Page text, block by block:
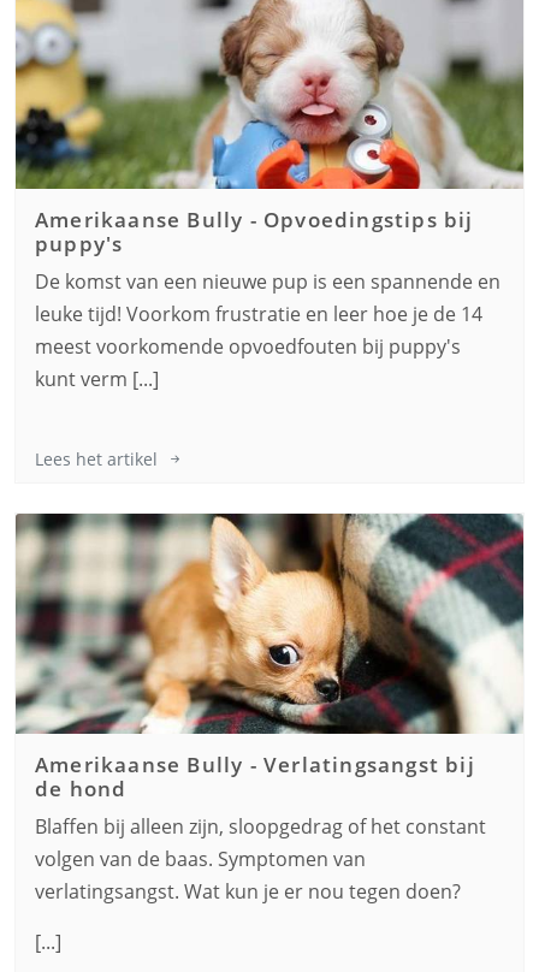
Amerikaanse Bully - Opvoedingstips bij
puppy's
De komst van een nieuwe pup is een spannende en
leuke tijd! Voorkom frustratie en leer hoe je de 14
meest voorkomende opvoedfouten bij puppy's
kunt verm [...]
Lees het artikel
Amerikaanse Bully -Verlatingsangst bij
de hond
Blaffen bij alleen zijn, sloopgedrag of het constant
volgen van de baas. Symptomen van
verlatingsangst. Wat kun je er nou tegen doen?
[...]